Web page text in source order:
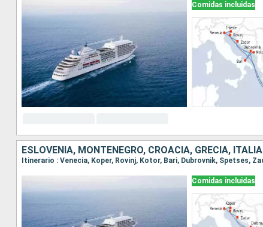
Comidas incluidas
ESLOVENIA, MONTENEGRO, CROACIA, GRECIA, ITALIA
Comidas incluidas